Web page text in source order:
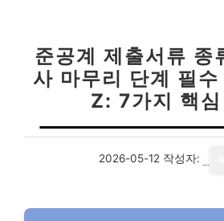
준공계 제출서류 종
사 마무리 단계 필
Z: 7가지 핵
2026-05-12 작성자: